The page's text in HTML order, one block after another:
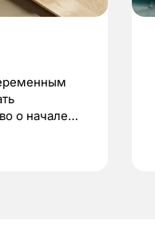
о начале